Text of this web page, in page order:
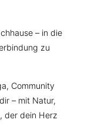
– in die
zu
Community
– mit Natur,
der dein Herz